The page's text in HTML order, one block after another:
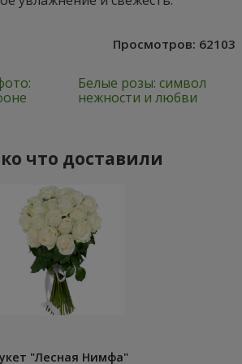
Просмотров: 62103
Белые розы: символ
нежности и любви
что доставили
"Лесная Нимфа"